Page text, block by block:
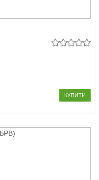
КУПИТИ